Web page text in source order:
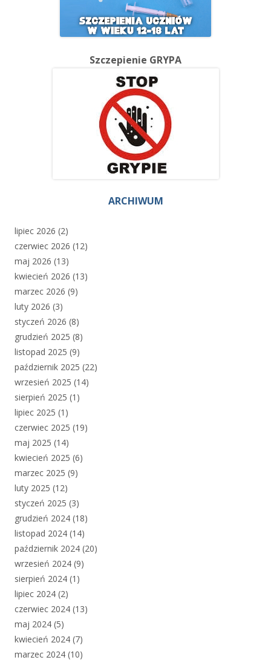
Szczepienie GRYPA
ARCHIWUM
lipiec 2026 (2)
czerwiec 2026 (12)
maj 2026 (13)
kwiecień 2026 (13)
marzec 2026 (9)
luty 2026 (3)
styczeń 2026 (8)
grudzień 2025 (8)
listopad 2025 (9)
październik 2025 (22)
wrzesień 2025 (14)
sierpień 2025 (1)
lipiec 2025 (1)
czerwiec 2025 (19)
maj 2025 (14)
kwiecień 2025 (6)
marzec 2025 (9)
luty 2025 (12)
styczeń 2025 (3)
grudzień 2024 (18)
listopad 2024 (14)
październik 2024 (20)
wrzesień 2024 (9)
sierpień 2024 (1)
lipiec 2024 (2)
czerwiec 2024 (13)
maj 2024 (5)
kwiecień 2024 (7)
marzec 2024 (10)